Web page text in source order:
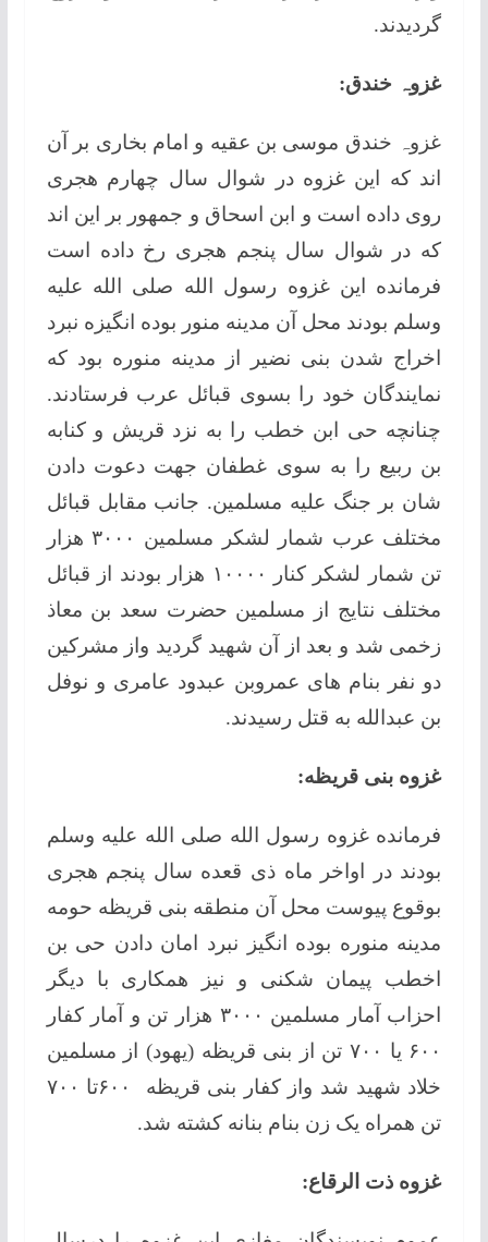
گردیدند.
غزوہ خندق:
غزوہ خندق موسى بن عقیه و امام بخاری بر آن
اند که این غزوه در شوال سال چهارم هجری
روی داده است و ابن اسحاق و جمهور بر این اند
که در شوال سال پنجم هجری رخ داده است
فرمانده این غزوه رسول الله صلی الله علیه
وسلم بودند محل آن مدینه منور بوده انگیزه نبرد
اخراج شدن بنی نضیر از مدینه منوره بود که
نمایندگان خود را بسوی قبائل عرب فرستادند.
چنانچه حی ابن خطب را به نزد قریش و کنابه
بن ربیع را به سوی غطفان جهت دعوت دادن
شان بر جنگ علیه مسلمين. جانب مقابل قبائل
مختلف عرب شمار لشکر مسلمین ۳۰۰۰ هزار
تن شمار لشکر کنار ۱۰۰۰۰ هزار بودند از قبائل
مختلف نتایج از مسلمین حضرت سعد بن معاذ
زخمی شد و بعد از آن شهید گردید واز مشرکین
دو نفر بنام های عمروبن عبدود عامری و نوفل
بن عبدالله به قتل رسیدند.
غزوه بنی قریظه:
فرمانده غزوه رسول الله صلی الله علیه وسلم
بودند در اواخر ماه ذی قعده سال پنجم هجری
بوقوع پیوست محل آن منطقه بنی قریظه حومه
مدینه منوره بوده انگیز نبرد امان دادن حی بن
اخطب پیمان شکنی و نیز همکاری با دیگر
احزاب آمار مسلمین ۳۰۰۰ هزار تن و آمار کفار
۶۰۰ یا ۷۰۰ تن از بنی قریظه (یهود) از مسلمین
خلاد شهید شد واز کفار بنی قریظه ۶۰۰تا ۷۰۰
تن همراه یک زن بنام بنانه کشته شد.
غزوه ذت الرقاع: